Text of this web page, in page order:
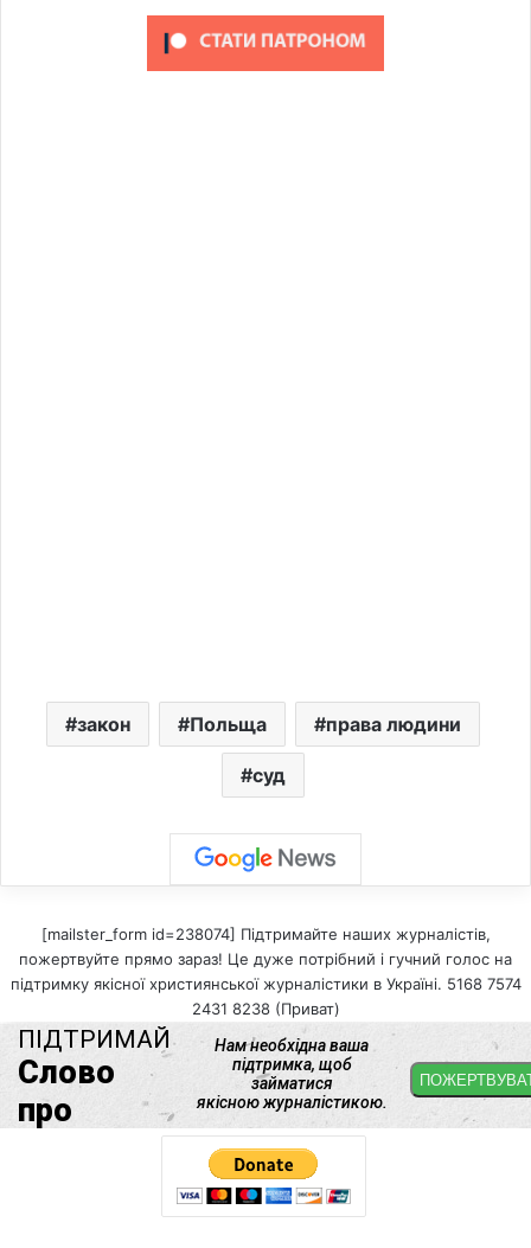
закон Польща права людини
суд
[mailster_form id=238074] Підтримайте наших журналістів,
пожертвуйте прямо зараз! Це дуже потрібний і гучний голос на
підтримку якісної християнської журналістики в Україні. 5168 7574
2431 8238 (Приват)